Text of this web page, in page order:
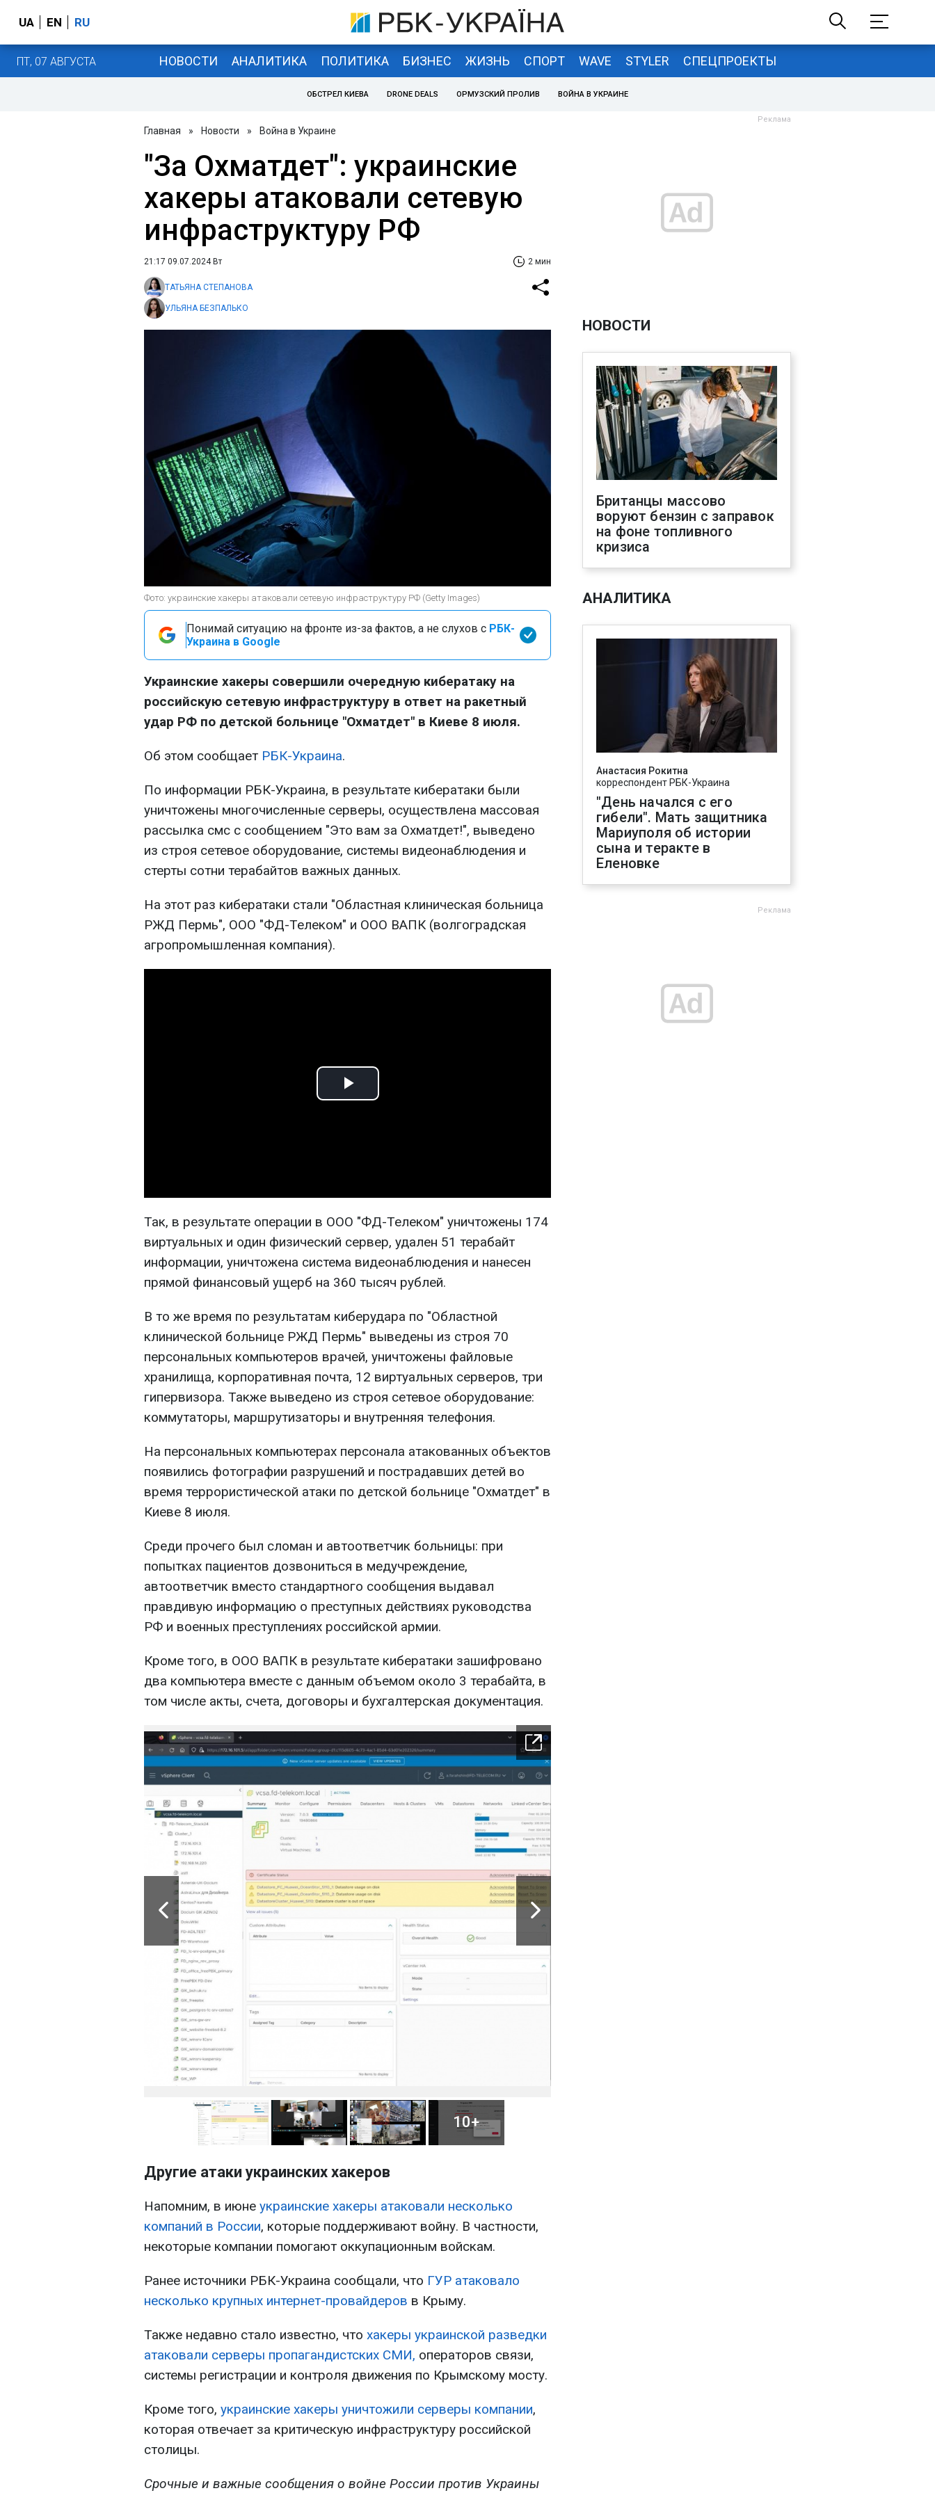
UA EN RU
ПТ, 07 АВГУСТА НОВОСТИ АНАЛИТИКА ПОЛИТИКА БИЗНЕС ЖИЗНЬ СПОРТ WAVE STYLER СПЕЦПРОЕКТЫ
ОБСТРЕЛ КИЕВА DRONE DEALS ОРМУЗСКИЙ ПРОЛИВ ВОЙНА В УКРАИНЕ
Главная » Новости » Война в Украине
"За Охматдет": украинские
хакеры атаковали сетевую
инфраструктуру РФ
21:17 09.07.2024 Вт 2 мин
ТАТЬЯНА СТЕПАНОВА
УЛЬЯНА БЕЗПАЛЬКО
Фото: украинские хакеры атаковали сетевую инфраструктуру РФ (Getty Images)
Понимай ситуацию на фронте из-за фактов, а не слухов с РБК-
Украина в Google
Украинские хакеры совершили очередную кибератаку на
российскую сетевую инфраструктуру в ответ на ракетный
удар РФ по детской больнице "Охматдет" в Киеве 8 июля.
Об этом сообщает РБК-Украина.
По информации РБК-Украина, в результате кибератаки были
уничтожены многочисленные серверы, осуществлена массовая
рассылка смс с сообщением "Это вам за Охматдет!", выведено
из строя сетевое оборудование, системы видеонаблюдения и
стерты сотни терабайтов важных данных.
На этот раз кибератаки стали "Областная клиническая больница
РЖД Пермь", ООО "ФД-Телеком" и ООО ВАПК (волгоградская
агропромышленная компания).
Play
Так, в результате операции в ООО "ФД-Телеком" уничтожены 174
виртуальных и один физический сервер, удален 51 терабайт
информации, уничтожена система видеонаблюдения и нанесен
прямой финансовый ущерб на 360 тысяч рублей.
В то же время по результатам киберудара по "Областной
клинической больнице РЖД Пермь" выведены из строя 70
персональных компьютеров врачей, уничтожены файловые
хранилища, корпоративная почта, 12 виртуальных серверов, три
гипервизора. Также выведено из строя сетевое оборудование:
коммутаторы, маршрутизаторы и внутренняя телефония.
На персональных компьютерах персонала атакованных объектов
появились фотографии разрушений и пострадавших детей во
время террористической атаки по детской больнице "Охматдет" в
Киеве 8 июля.
Среди прочего был сломан и автоответчик больницы: при
попытках пациентов дозвониться в медучреждение,
автоответчик вместо стандартного сообщения выдавал
правдивую информацию о преступных действиях руководства
РФ и военных преступлениях российской армии.
Кроме того, в ООО ВАПК в результате кибератаки зашифровано
два компьютера вместе с данным объемом около 3 терабайта, в
том числе акты, счета, договоры и бухгалтерская документация.
10+
Другие атаки украинских хакеров
Напомним, в июне украинские хакеры атаковали несколько
компаний в России, которые поддерживают войну. В частности,
некоторые компании помогают оккупационным войскам.
Ранее источники РБК-Украина сообщали, что ГУР атаковало
несколько крупных интернет-провайдеров в Крыму.
Также недавно стало известно, что хакеры украинской разведки
атаковали серверы пропагандистских СМИ, операторов связи,
системы регистрации и контроля движения по Крымскому мосту.
Кроме того, украинские хакеры уничтожили серверы компании,
которая отвечает за критическую инфраструктуру российской
столицы.
Срочные и важные сообщения о войне России против Украины
НОВОСТИ
Британцы массово
воруют бензин с заправок
на фоне топливного
кризиса
АНАЛИТИКА
Анастасия Рокитна
корреспондент РБК-Украина
"День начался с его
гибели". Мать защитника
Мариуполя об истории
сына и теракте в
Еленовке